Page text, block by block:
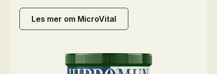
Les mer om MicroVital